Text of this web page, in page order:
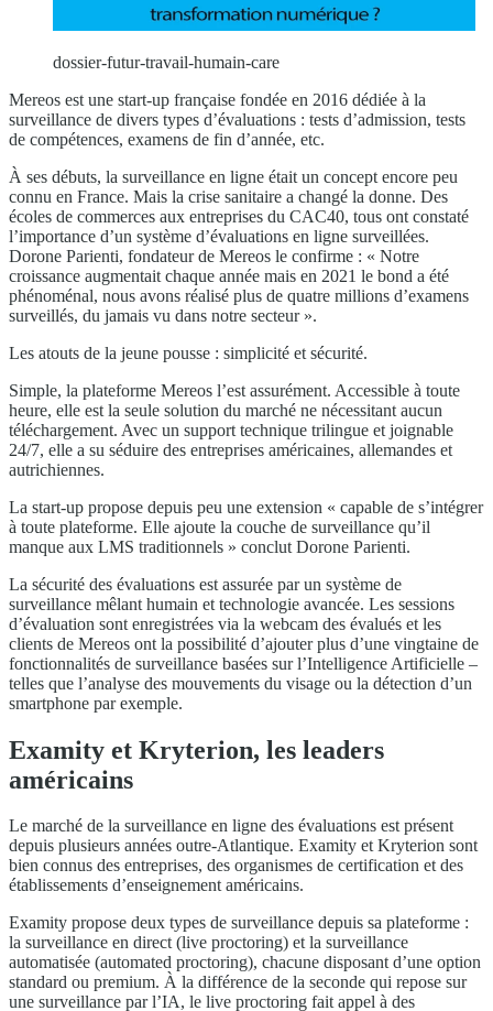
dossier-futur-travail-humain-care
Mereos est une start-up française fondée en 2016 dédiée à la
surveillance de divers types d’évaluations : tests d’admission, tests
de compétences, examens de fin d’année, etc.
À ses débuts, la surveillance en ligne était un concept encore peu
connu en France. Mais la crise sanitaire a changé la donne. Des
écoles de commerces aux entreprises du CAC40, tous ont constaté
l’importance d’un système d’évaluations en ligne surveillées.
Dorone Parienti, fondateur de Mereos le confirme : « Notre
croissance augmentait chaque année mais en 2021 le bond a été
phénoménal, nous avons réalisé plus de quatre millions d’examens
surveillés, du jamais vu dans notre secteur ».
Les atouts de la jeune pousse : simplicité et sécurité.
Simple, la plateforme Mereos l’est assurément. Accessible à toute
heure, elle est la seule solution du marché ne nécessitant aucun
téléchargement. Avec un support technique trilingue et joignable
24/7, elle a su séduire des entreprises américaines, allemandes et
autrichiennes.
La start-up propose depuis peu une extension « capable de s’intégrer
à toute plateforme. Elle ajoute la couche de surveillance qu’il
manque aux LMS traditionnels » conclut Dorone Parienti.
La sécurité des évaluations est assurée par un système de
surveillance mêlant humain et technologie avancée. Les sessions
d’évaluation sont enregistrées via la webcam des évalués et les
clients de Mereos ont la possibilité d’ajouter plus d’une vingtaine de
fonctionnalités de surveillance basées sur l’Intelligence Artificielle –
telles que l’analyse des mouvements du visage ou la détection d’un
smartphone par exemple.
Examity et Kryterion, les leaders
américains
Le marché de la surveillance en ligne des évaluations est présent
depuis plusieurs années outre-Atlantique. Examity et Kryterion sont
bien connus des entreprises, des organismes de certification et des
établissements d’enseignement américains.
Examity propose deux types de surveillance depuis sa plateforme :
la surveillance en direct (live proctoring) et la surveillance
automatisée (automated proctoring), chacune disposant d’une option
standard ou premium. À la différence de la seconde qui repose sur
une surveillance par l’IA, le live proctoring fait appel à des